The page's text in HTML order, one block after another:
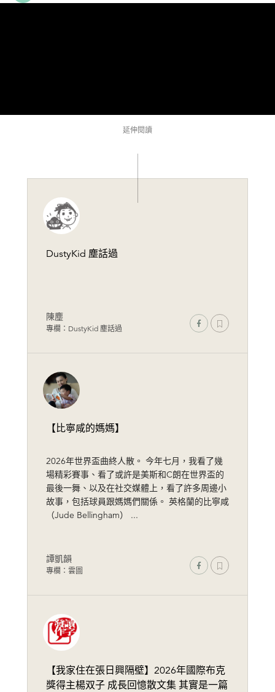
延伸閱讀
DustyKid 塵話過
陳塵
專欄：DustyKid 塵話過
【比寧咸的媽媽】
2026年世界盃曲終人散。 今年七月，我看了幾
場精彩賽事、看了或許是美斯和C朗在世界盃的
最後一舞、以及在社交媒體上，看了許多周邊小
故事，包括球員跟媽媽們關係。 英格蘭的比寧咸
（Jude Bellingham） ...
譚凱韻
專欄：雲圖
【我家住在張日興隔壁】2026年國際布克
獎得主楊双子 成長回憶散文集 其實是一篇